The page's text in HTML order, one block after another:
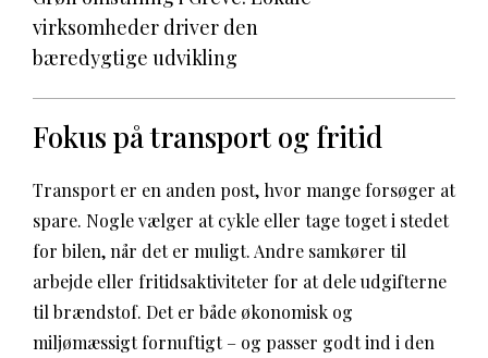
virksomheder driver den
bæredygtige udvikling
Fokus på transport og fritid
Transport er en anden post, hvor mange forsøger at
spare. Nogle vælger at cykle eller tage toget i stedet
for bilen, når det er muligt. Andre samkører til
arbejde eller fritidsaktiviteter for at dele udgifterne
til brændstof. Det er både økonomisk og
miljømæssigt fornuftigt – og passer godt ind i den